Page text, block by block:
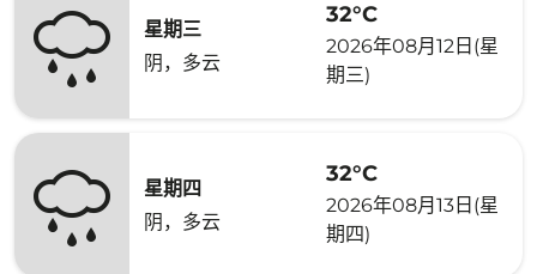
星期三
阴，多云
32°C
2026年08月12日(星
期三)
星期四
阴，多云
32°C
2026年08月13日(星
期四)